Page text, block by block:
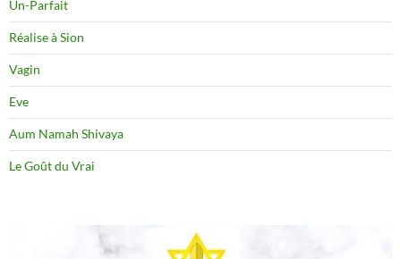
Un-Parfait
Réalise à Sion
Vagin
Eve
Aum Namah Shivaya
Le Goût du Vrai